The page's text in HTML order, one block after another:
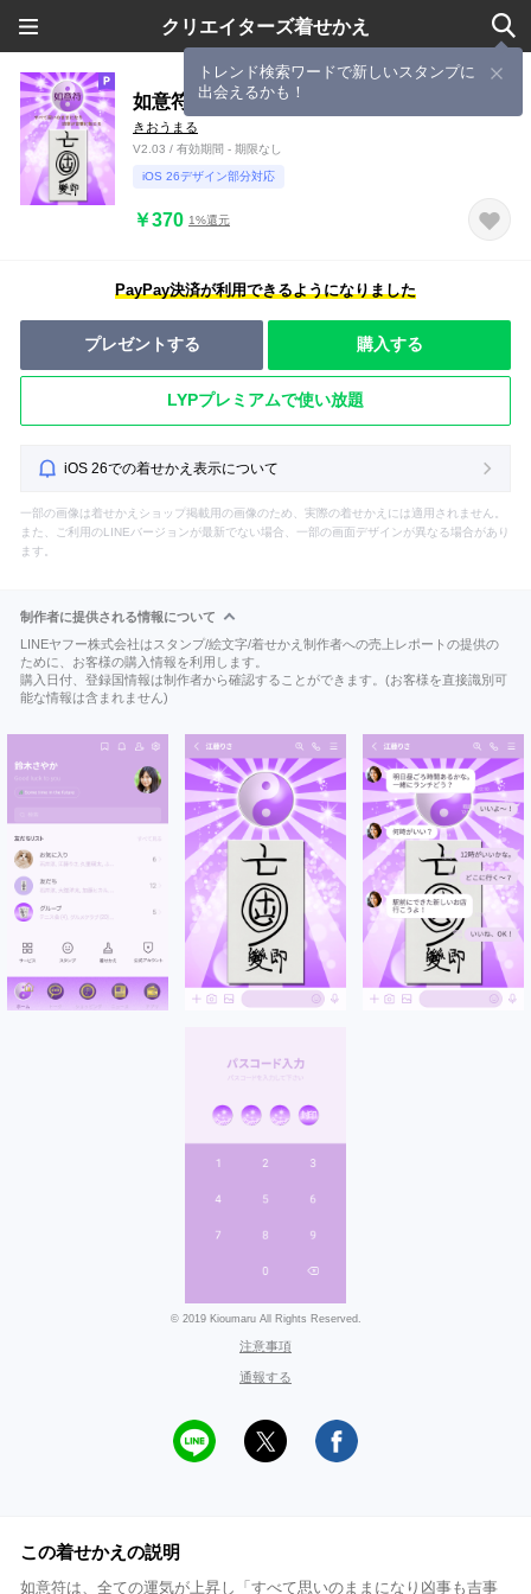
クリエイターズ着せかえ
トレンド検索ワードで新しいスタンプに
出会えるかも！
如意符2 すべてが思いのままになる開運護符
きおうまる
V2.03 / 有効期間 - 期限なし
iOS 26デザイン部分対応
￥370 1%還元
PayPay決済が利用できるようになりました
プレゼントする 購入する
LYPプレミアムで使い放題
iOS 26での着せかえ表示について
一部の画像は着せかえショップ掲載用の画像のため、実際の着せかえには適用されません。
また、ご利用のLINEバージョンが最新でない場合、一部の画面デザインが異なる場合があり
ます。
制作者に提供される情報について
LINEヤフー株式会社はスタンプ/絵文字/着せかえ制作者への売上レポートの提供の
ために、お客様の購入情報を利用します。
購入日付、登録国情報は制作者から確認することができます。(お客様を直接識別可
能な情報は含まれません)
© 2019 Kioumaru All Rights Reserved.
注意事項
通報する
この着せかえの説明
如意符は、全ての運気が上昇し「すべて思いのままになり凶事も吉事